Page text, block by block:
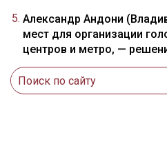
Александр Андони
мест для организации
центров и метро, —